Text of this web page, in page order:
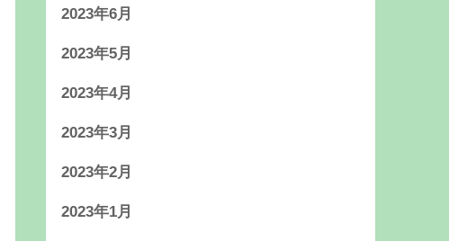
2023年6月
2023年5月
2023年4月
2023年3月
2023年2月
2023年1月